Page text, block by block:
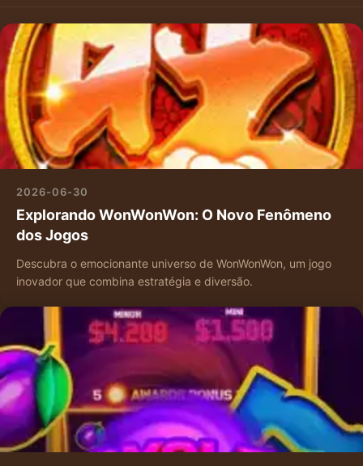
2026-06-30
Explorando WonWonWon: O Novo Fenômeno
dos Jogos
Descubra o emocionante universo de WonWonWon, um jogo
inovador que combina estratégia e diversão.